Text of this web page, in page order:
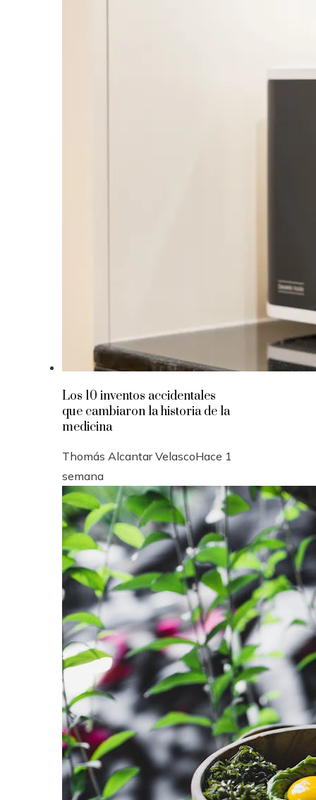
Los 10 inventos accidentales
que cambiaron la historia de la
medicina
Thomás Alcantar VelascoHace 1
semana